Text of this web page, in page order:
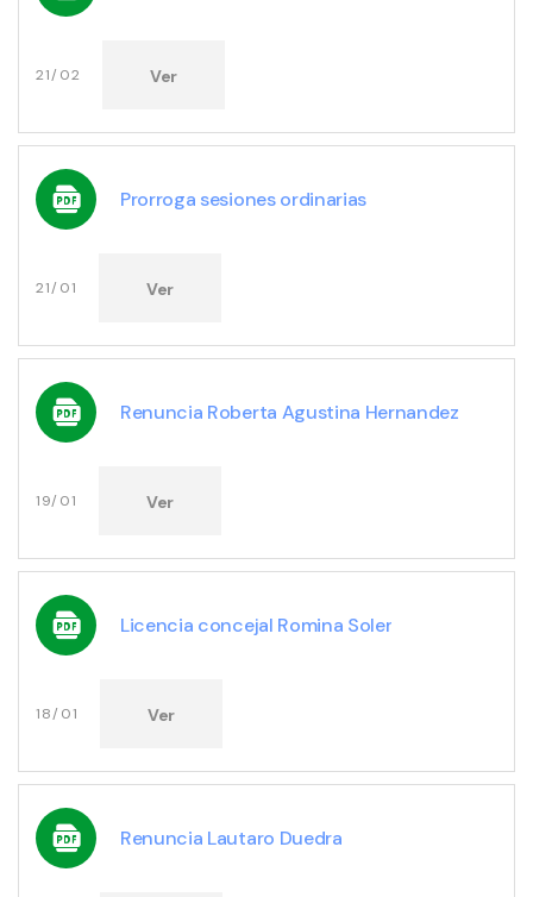
21/02 Ver
Prorroga sesiones ordinarias
21/01 Ver
Renuncia Roberta Agustina Hernandez
19/01 Ver
Licencia concejal Romina Soler
18/01 Ver
Renuncia Lautaro Duedra